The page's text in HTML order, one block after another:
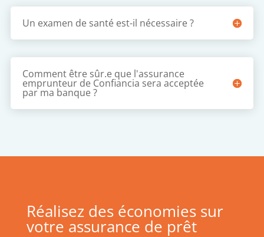
Un examen de santé est-il nécessaire ?
Comment être sûr.e que l'assurance
emprunteur de Confiancia sera acceptée
par ma banque ?
Réalisez des économies sur
votre assurance de prêt